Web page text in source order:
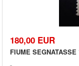
180,00 EUR
FIUME